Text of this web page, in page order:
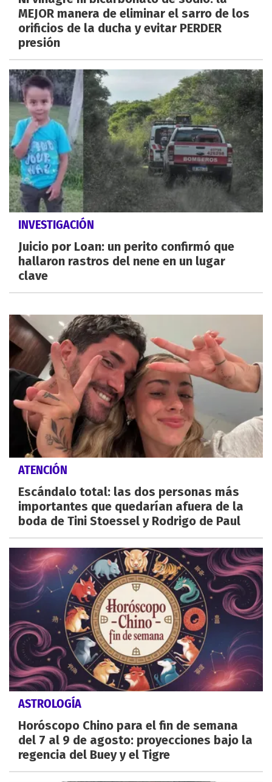
MEJOR manera de eliminar el sarro de los
orificios de la ducha y evitar PERDER
presión
INVESTIGACIÓN
Juicio por Loan: un perito confirmó que
hallaron rastros del nene en un lugar
clave
ATENCIÓN
Escándalo total: las dos personas más
importantes que quedarían afuera de la
boda de Tini Stoessel y Rodrigo de Paul
ASTROLOGÍA
Horóscopo Chino para el fin de semana
del 7 al 9 de agosto: proyecciones bajo la
regencia del Buey y el Tigre